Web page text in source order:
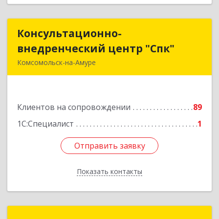
Консультационно-
внедренческий центр "Спк"
Комсомольск-на-Амуре
Клиентов на сопровождении
89
1С:Специалист
1
Отправить заявку
Показать контакты
Консультационно-
внедренческий центр "Спк"
Подробнее
Отправить заявку
Назад